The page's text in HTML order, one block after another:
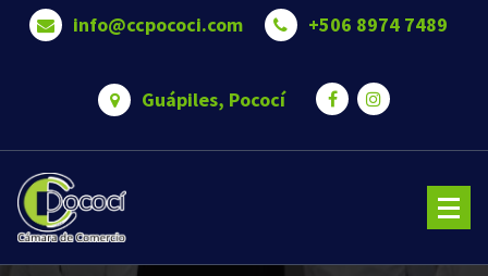
Saltar
info@ccpococi.com +506 8974 7489
Guápiles, Pococí
oportunidades a nuestros asociados.